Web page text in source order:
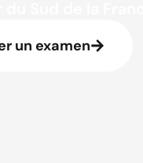
un examen